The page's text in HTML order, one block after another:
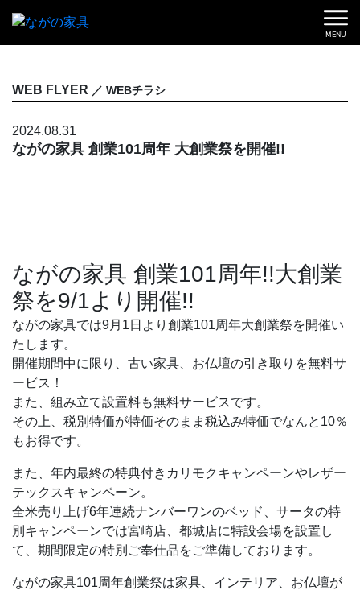
MENU
WEB FLYER ／ WEBチラシ
2024.08.31
ながの家具 創業101周年 大創業祭を開催!!
ながの家具 創業101周年!!大創業
祭を9/1より開催!!
ながの家具では9月1日より創業101周年大創業祭を開催い
たします。
開催期間中に限り、古い家具、お仏壇の引き取りを無料サ
ービス！
また、組み立て設置料も無料サービスです。
その上、税別特価が特価そのまま税込み特価でなんと10％
もお得です。
また、年内最終の特典付きカリモクキャンペーンやレザー
テックスキャンペーン。
全米売り上げ6年連続ナンバーワンのベッド、サータの特
別キャンペーンでは宮崎店、都城店に特設会場を設置し
て、期間限定の特別ご奉仕品をご準備しております。
ながの家具101周年創業祭は家具、インテリア、お仏壇が